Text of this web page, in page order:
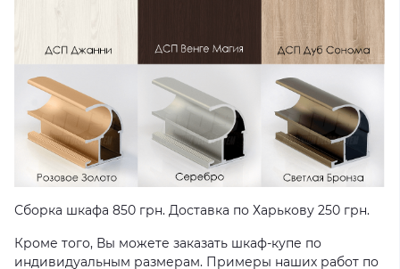
Сборка шкафа 850 грн. Доставка по Харькову 250 грн.
Кроме того, Вы можете заказать шкаф-купе по
индивидуальным размерам. Примеры наших работ по